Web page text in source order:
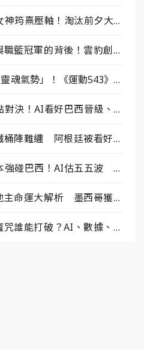
神筠熹壓軸！淘汰前夕大混
籃冠軍的背後！雲豹創辦
魂氣勢」！《運動543》微
決！AI看好巴西晉級、數
桶陣難纏 阿根廷被看好下
強碰巴西！AI估五五波 牛
主命運大解析 墨西哥獲數
誰能打破？AI、數據、塔